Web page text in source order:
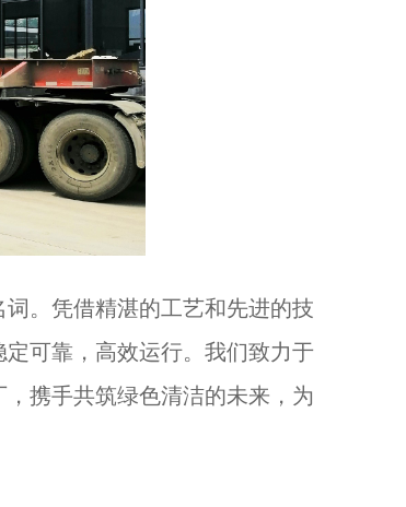
。凭借精湛的工艺和先进的技
可靠，高效运行。我们致力于
携手共筑绿色清洁的未来，为